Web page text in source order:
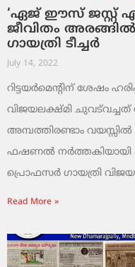
‘ഏജ് ഈസ് ജസ്റ്റ് എ
ജീവിതം
ഗായത്രി ടീച്ചര്‍
July 14, 2022
റിട്ടയര്‍മെന്റിന് ശേഷം
വിജയലക്ഷ്മി
അമ്പത്തിരണ്ടാം
ഫഷണല്‍ നര്‍ത്തകിയായി
പ്രൊഫസര്‍ ഗായത്രി
Read More »